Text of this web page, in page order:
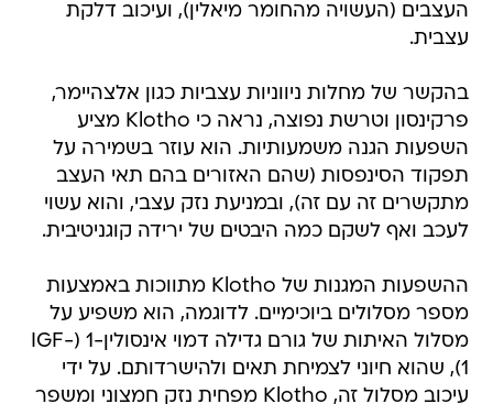
העצבים (העשויה מהחומר מיאלין), ועיכוב דלקת
עצבית.
בהקשר של מחלות ניווניות עצביות כגון אלצהיימר,
פרקינסון וטרשת נפוצה, נראה כי Klotho מציע
השפעות הגנה משמעותיות. הוא עוזר בשמירה על
תפקוד הסינפסות (שהם האזורים בהם תאי העצב
מתקשרים זה עם זה), ובמניעת נזק עצבי, והוא עשוי
לעכב ואף לשקם כמה היבטים של ירידה קוגניטיבית.
ההשפעות המגנות של Klotho מתווכות באמצעות
מספר מסלולים ביוכימיים. לדוגמה, הוא משפיע על
מסלול האיתות של גורם גדילה דמוי אינסולין-1 (IGF-
1), שהוא חיוני לצמיחת תאים ולהישרדותם. על ידי
עיכוב מסלול זה, Klotho מפחית נזק חמצוני ומשפר